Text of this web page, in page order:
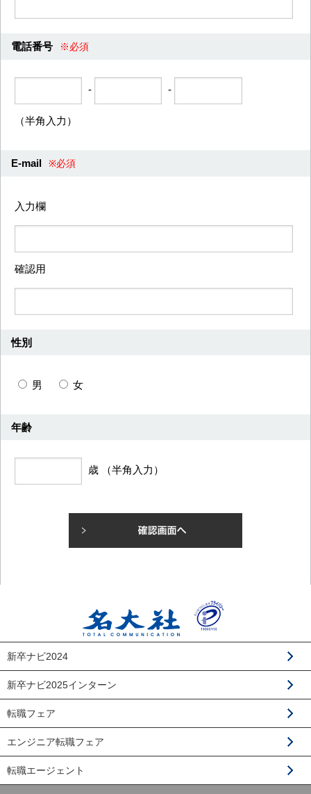
電話番号 ※必須
- -
（半角入力）
E-mail ※必須
入力欄
確認用
性別
男 女
年齢
歳 （半角入力）
新卒ナビ2024
新卒ナビ2025インターン
転職フェア
エンジニア転職フェア
転職エージェント